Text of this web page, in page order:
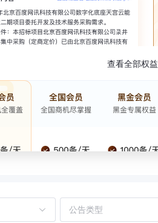
查看全部权益